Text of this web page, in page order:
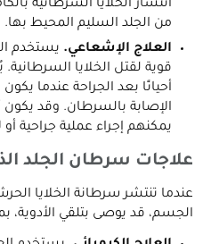
انتشار الخلايا السرطانية
من الجلد السليم المحيط بها.
العلاج الإشعاعي. يستخدم
قوية لقتل الخلايا
أحيانًا بعد الجراحة عندما
الإصابة بالسرطان. وقد يكون
يمكنهم إجراء عملية جراحية أو
علاجات سرطان الجلد
عندما تنتشر سرطانة الخلايا
الجسم، قد يوصى بتلقي الأدوية،